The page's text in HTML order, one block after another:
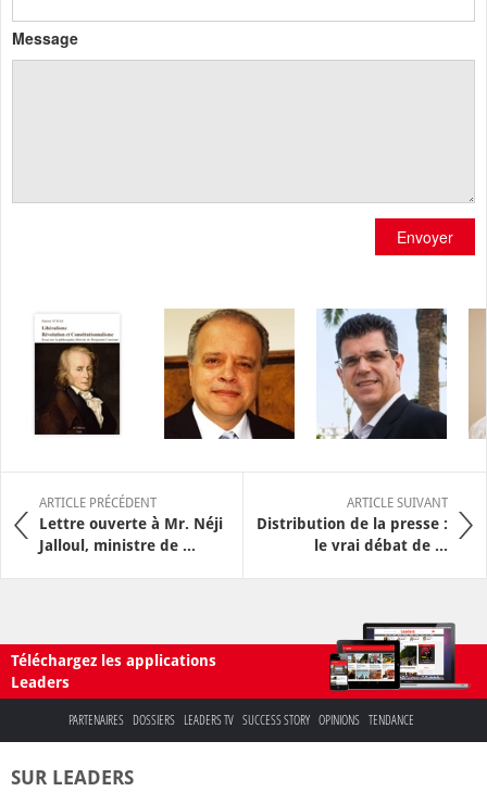
Message
Envoyer
ARTICLE PRÉCÉDENT
Lettre ouverte à Mr. Néji
Jalloul, ministre de ...
ARTICLE SUIVANT
Distribution de la presse :
le vrai débat de ...
Téléchargez les applications
Leaders
PARTENAIRES DOSSIERS LEADERS TV SUCCESS STORY OPINIONS TENDANCE
SUR LEADERS